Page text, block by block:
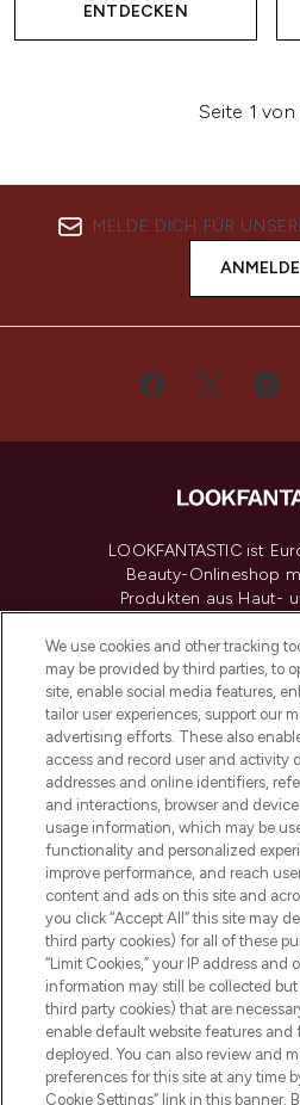
ENTDECKEN
Seite 1 von
MELDE DICH FÜR
LOOKFANTASTIC ist
Beauty-Onlineshop
Produkten aus Haut-
renommierten
oder über die App
Lieferung ab einem
Cookie-
Do Not Sell or
HILFE &
ÜBER
COVID-19
We use cookies and other tracking
may be provided by third parties, to
site, enable social media features,
tailor user experiences, support our
advertising efforts. These also
access and record user and activity
addresses and online identifiers,
and interactions, browser and
usage information, which may be
functionality and personalized
improve performance, and reach
content and ads on this site and
you click “Accept All” this site may
third party cookies) for all of these
“Limit Cookies,” your IP address and
information may still be collected
third party cookies) that are
enable default website features
deployed. You can also review and
preferences for this site at any time
Cookie Settings” link in this banner.